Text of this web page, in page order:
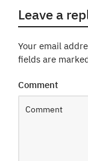
Leave a
Your email
fields are
Comment